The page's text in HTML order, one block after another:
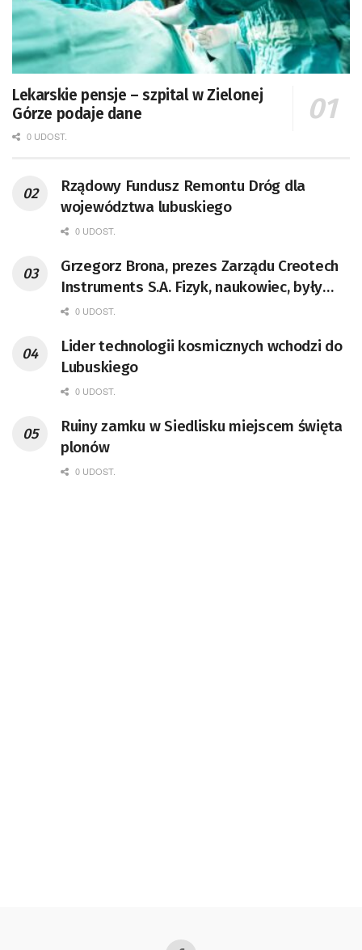
Lekarskie pensje – szpital w Zielonej
Górze podaje dane
0 UDOST.
Rządowy Fundusz Remontu Dróg dla
województwa lubuskiego
0 UDOST.
Grzegorz Brona, prezes Zarządu Creotech
Instruments S.A. Fizyk, naukowiec, były
pracownik CERN w Genewie,
doktor habilitowany nauk fizycznych,
koordynator Rady Sektorowej ds.
Kompetencji Przemysłu Lotniczo-
Badań Kosmicznych i Satelitarnych PAN.
0 UDOST.
Lider technologii kosmicznych wchodzi do
Lubuskiego
0 UDOST.
Ruiny zamku w Siedlisku miejscem święta
plonów
0 UDOST.